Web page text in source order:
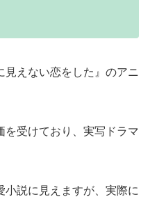
見えない恋をした』のアニ
を受けており、実写ドラマ
小説に見えますが、実際に